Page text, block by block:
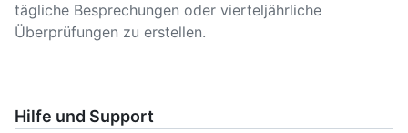
tägliche Besprechungen oder vierteljährliche
Überprüfungen zu erstellen.
Hilfe und Support